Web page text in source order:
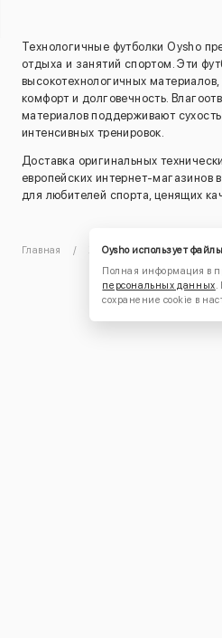
Технологичные футболки Oysho
отдыха и занятий спортом. Эти
высокотехнологичных
комфорт и долговечность.
материалов поддерживают
интенсивных тренировок.
Доставка оригинальных
европейских интернет-магазинов
для любителей спорта, ценящих
Главная Женское Футболки И
Oysho использует
Полная информация в
персональных данных.
сохранение cookie в